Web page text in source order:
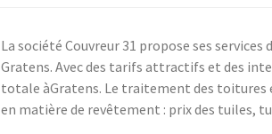
La société Couvreur 31 propose ses
Gratens. Avec des tarifs attractifs et des
totale àGratens. Le traitement des toitures
en matière de revêtement : prix des tuiles,